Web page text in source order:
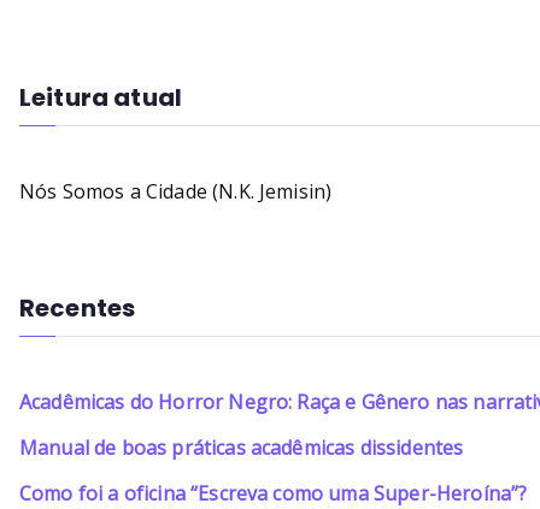
Leitura atual
Nós Somos a Cidade (N.K. Jemisin)
Recentes
Acadêmicas do Horror Negro: Raça e Gênero nas
Manual de boas práticas acadêmicas dissidentes
Como foi a oficina “Escreva como uma Super-Heroína”?